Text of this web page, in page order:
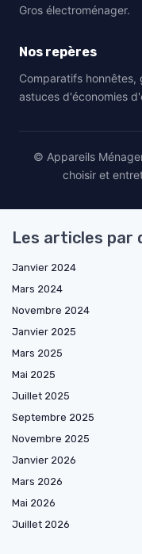
Gros électroménager.
Nos repères
Comparatifs
astuces d'économies
© Appareils
choisir et
Les articles par
Janvier 2024
Mars 2024
Novembre 2024
Janvier 2025
Mars 2025
Mai 2025
Juillet 2025
Septembre 2025
Novembre 2025
Janvier 2026
Mars 2026
Mai 2026
Juillet 2026